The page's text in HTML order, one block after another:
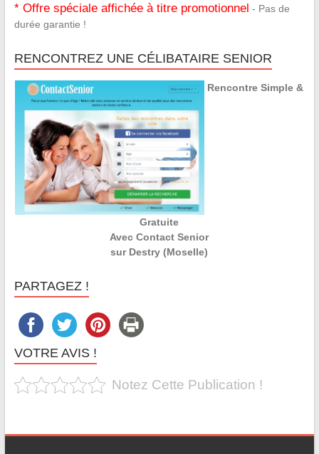
* Offre spéciale affichée à titre promotionnel - Pas de
durée garantie !
RENCONTREZ UNE CÉLIBATAIRE SENIOR
Rencontre Simple &
Gratuite
Avec Contact Senior
sur Destry (Moselle)
PARTAGEZ !
VOTRE AVIS !
Notez Cette Publication !